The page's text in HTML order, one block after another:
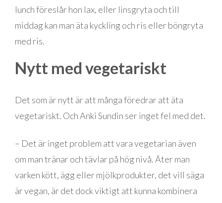
lunch föreslår hon lax, eller linsgryta och till
middag kan man äta kyckling och ris eller böngryta
med ris.
Nytt med vegetariskt
Det som är nytt är att många föredrar att äta
vegetariskt. Och Anki Sundin ser inget fel med det.
– Det är inget problem att vara vegetarian även
om man tränar och tävlar på hög nivå. Äter man
varken kött, ägg eller mjölkprodukter, det vill säga
är vegan, är det dock viktigt att kunna kombinera